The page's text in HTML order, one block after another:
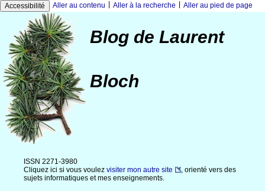
Accessibilité Aller au contenu Aller à la recherche Aller au pied de page
Blog de Laurent
Bloch
ISSN 2271-3980
Cliquez ici si vous voulez visiter mon autre site
, orienté vers des
sujets informatiques et mes enseignements.